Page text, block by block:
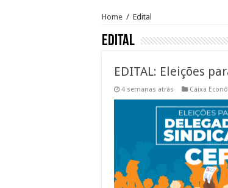
Home / Edital
Edital
EDITAL: Eleições
4 semanas atrás Caixa